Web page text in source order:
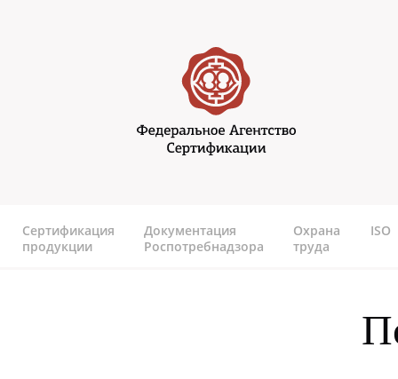
Сертификация
продукции
Документация
Роспотребнадзора
Охрана
труда
ISO